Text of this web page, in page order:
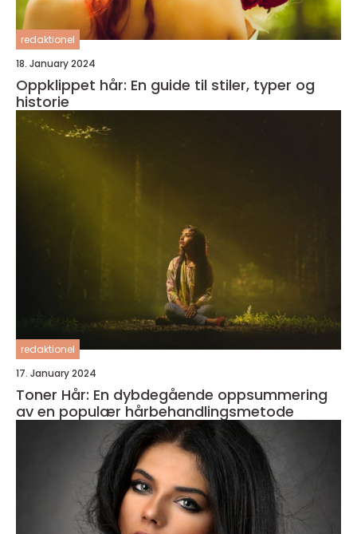
redaktionel
18. January 2024
Oppklippet hår: En guide til stiler, typer og
historie
redaktionel
17. January 2024
Toner Hår: En dybdegående oppsummering
av en populær hårbehandlingsmetode